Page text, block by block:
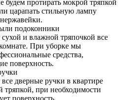
протирать мокрой тряпкой
царапать стильную лампу
подоконники
и влажной тряпочкой все
При уборке мы
средства,
поверхность.
дверные ручки в квартире
тряпкой, при необходимости
поверхность.